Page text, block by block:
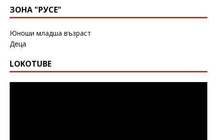
ЗОНА "РУСЕ"
Юноши младша възраст
Деца
LOKOTUBE